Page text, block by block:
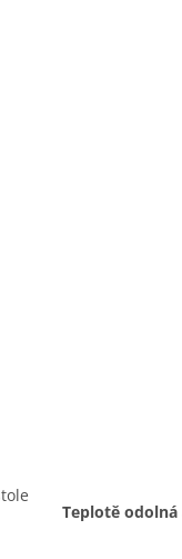
Teplotě odolná